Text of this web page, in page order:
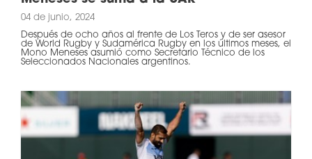
04 de junio, 2024
Después de ocho años al frente de Los Teros y de ser asesor
de World Rugby y Sudamérica Rugby en los últimos meses, el
Mono Meneses asumió como Secretario Técnico de los
Seleccionados Nacionales argentinos.